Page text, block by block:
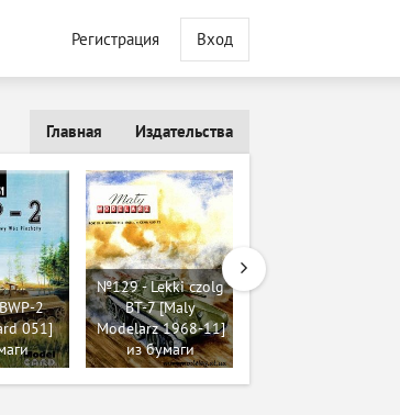
Регистрация Вход
Издательства
Главная
2
051]
№129 - Lekki czolg
BT-7 [Maly
Modelarz 1968-11]
из бумаги